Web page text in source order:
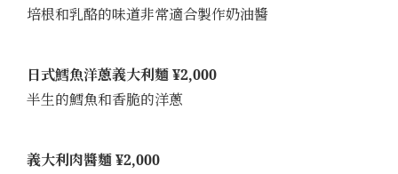
培根和乳酪的味道非常適合製作奶油醬
日式鱈魚洋蔥義大利麵 ¥2,000
半生的鱈魚和香脆的洋蔥
義大利肉醬麵 ¥2,000